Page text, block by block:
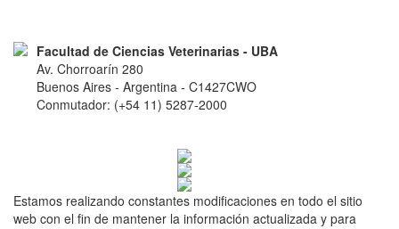
Facultad de Ciencias Veterinarias - UBA
Av. Chorroarín 280
Buenos Aires - Argentina - C1427CWO
Conmutador: (+54 11) 5287-2000
Estamos realizando constantes modificaciones en todo el sitio
web con el fin de mantener la información actualizada y para